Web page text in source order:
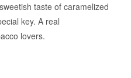
taste of caramelized
key. A real
lovers.